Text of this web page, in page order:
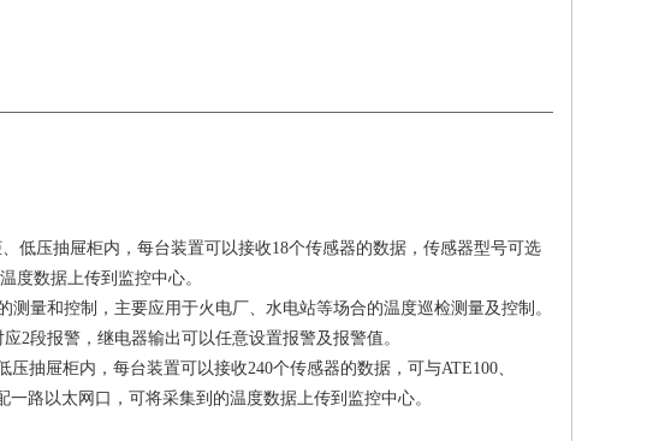
低压抽屉柜内，每台装置可以接收18个传感器的数据，传感器型号可选
度数据上传到监控中心。
量和控制，主要应用于火电厂、水电站等场合的温度巡检测量及控制。
2段报警，继电器输出可以任意设置报警及报警值。
抽屉柜内，每台装置可以接收240个传感器的数据，可与ATE100、
路以太网口，可将采集到的温度数据上传到监控中心。